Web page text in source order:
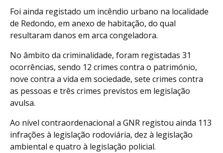
Foi ainda registado um incêndio urbano na localidade
de Redondo, em anexo de habitação, do qual
resultaram danos em arca congeladora.
No âmbito da criminalidade, foram registadas 31
ocorrências, sendo 12 crimes contra o património,
nove contra a vida em sociedade, sete crimes contra
as pessoas e três crimes previstos em legislação
avulsa.
Ao nível contraordenacional a GNR registou ainda 113
infrações à legislação rodoviária, dez à legislação
ambiental e quatro à legislação policial.